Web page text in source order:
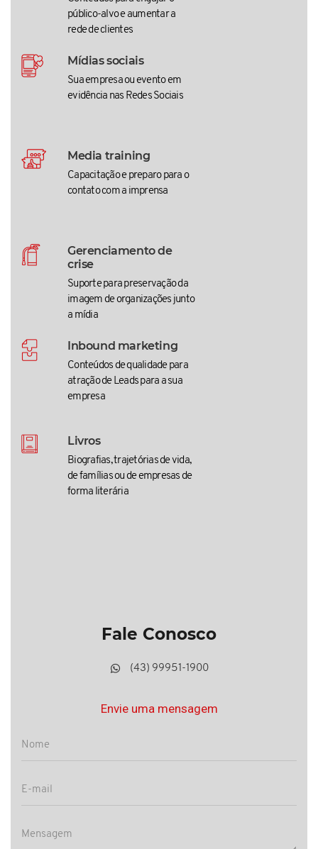
público-alvo e aumentar a
rede de clientes
Mídias sociais
Sua empresa ou evento em
evidência nas Redes Sociais
Media training
Capacitação e preparo para o
contato com a imprensa
Gerenciamento de
crise
Suporte para preservação da
imagem de organizações junto
a mídia
Inbound marketing
Conteúdos de qualidade para
atração de Leads para a sua
empresa
Livros
Biografias, trajetórias de vida,
de famílias ou de empresas de
forma literária
Fale Conosco
(43) 99951-1900
Envie uma mensagem